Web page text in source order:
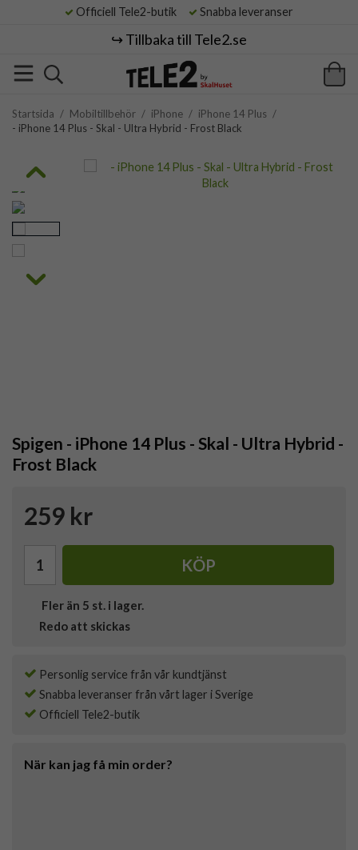
Officiell Tele2-butik Snabba leveranser
↪️ Tillbaka till Tele2.se
Startsida / Mobiltillbehör / iPhone / iPhone 14 Plus /
- iPhone 14 Plus - Skal - Ultra Hybrid - Frost Black
Spigen - iPhone 14 Plus - Skal - Ultra Hybrid -
Frost Black
259 kr
KÖP
Fler än 5 st. i lager.
Redo att skickas
Personlig service från vår kundtjänst
Snabba leveranser från vårt lager i Sverige
Officiell Tele2-butik
När kan jag få min order?